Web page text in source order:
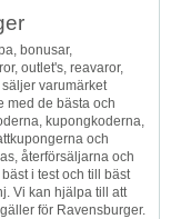
bonusar,
outlet's, reavaror,
varumärket
med de bästa och
kupongkoderna,
och
återförsäljarna och
i test och till bäst
Vi kan hjälpa till att
för Ravensburger.